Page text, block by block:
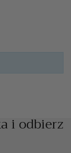
i odbierz